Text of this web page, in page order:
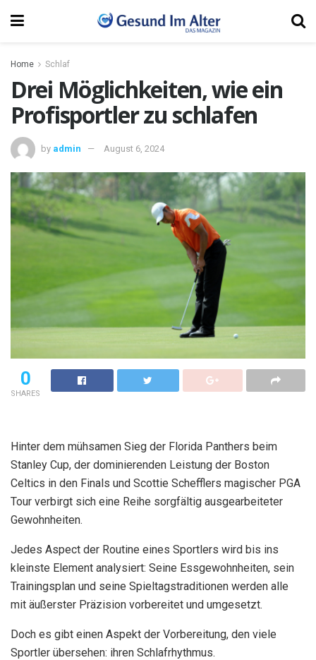
Home Schlaf
Drei Möglichkeiten, wie ein
Profisportler zu schlafen
by admin August 6, 2024
0
SHARES
Hinter dem mühsamen Sieg der Florida Panthers beim
Stanley Cup, der dominierenden Leistung der Boston
Celtics in den Finals und Scottie Schefflers magischer PGA
Tour verbirgt sich eine Reihe sorgfältig ausgearbeiteter
Gewohnheiten.
Jedes Aspect der Routine eines Sportlers wird bis ins
kleinste Element analysiert: Seine Essgewohnheiten, sein
Trainingsplan und seine Spieltagstraditionen werden alle
mit äußerster Präzision vorbereitet und umgesetzt.
Doch es gibt einen Aspekt der Vorbereitung, den viele
Sportler übersehen: ihren Schlafrhythmus.